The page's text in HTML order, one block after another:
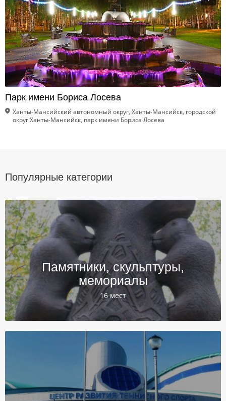
Парк имени Бориса Лосева
Ханты-Мансийский автономный округ, Ханты-Мансийск, городской
округ Ханты-Мансийск, парк имени Бориса Лосева
Популярные категории
Памятники, скульптуры,
мемориалы
16 мест